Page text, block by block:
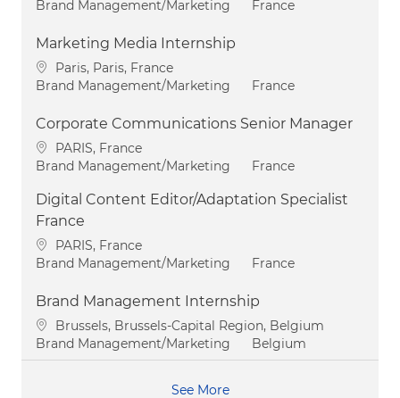
Category
Brand Management/Marketing France
Marketing Media Internship
Location
Paris, Paris, France
Category
Brand Management/Marketing France
Corporate Communications Senior Manager
Location
PARIS, France
Category
Brand Management/Marketing France
Digital Content Editor/Adaptation Specialist
France
Location
PARIS, France
Category
Brand Management/Marketing France
Brand Management Internship
Location
Brussels, Brussels-Capital Region, Belgium
Category
Brand Management/Marketing Belgium
See More